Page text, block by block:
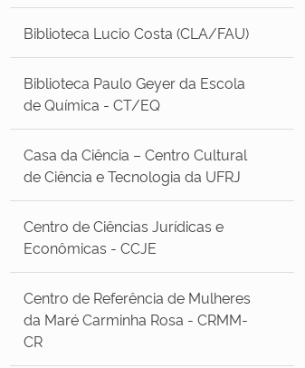
Biblioteca Lucio Costa (CLA/FAU)
Biblioteca Paulo Geyer da Escola
de Química - CT/EQ
Casa da Ciência – Centro Cultural
de Ciência e Tecnologia da UFRJ
Centro de Ciências Jurídicas e
Econômicas - CCJE
Centro de Referência de Mulheres
da Maré Carminha Rosa - CRMM-
CR